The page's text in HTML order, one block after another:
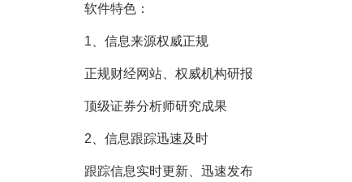
软件特色：
1、信息来源权威正规
正规财经网站、权威机构研报
顶级证券分析师研究成果
2、信息跟踪迅速及时
跟踪信息实时更新、迅速发布